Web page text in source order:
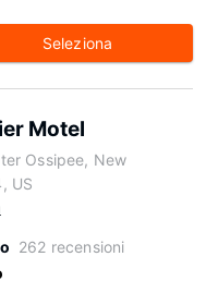
Seleziona
Motel
Ossipee, New
US
262 recensioni